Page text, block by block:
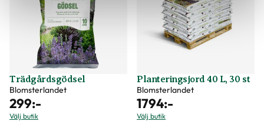
Trädgårdsgödsel
Blomsterlandet
299:-
Välj butik
Planteringsjord 40 L, 30 st
Blomsterlandet
1794:-
Välj butik